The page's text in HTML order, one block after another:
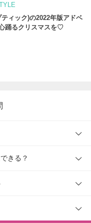
ィック)の2022年版アドベ
踊るクリスマスを♡
きる？